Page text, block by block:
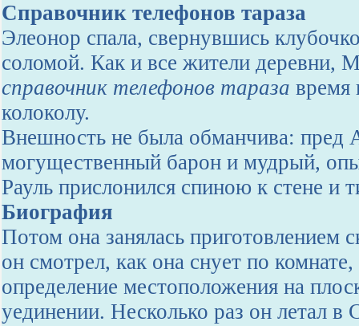
Справочник телефонов тараза
Элеонор спала, свернувшись
соломой. Как и все жители деревни,
справочник телефонов тараза время
колоколу.
Внешность не была обманчива: пред
могущественный барон и мудрый,
Рауль прислонился спиною к стене и
Биография
Потом она занялась приготовлением
он смотрел, как она снует по комнате,
определение местоположения на
уединении. Несколько раз он летал в